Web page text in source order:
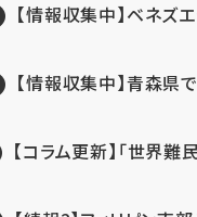
【情報収集中】ベネズ
【情報収集中】青森県
【コラム更新】「世界